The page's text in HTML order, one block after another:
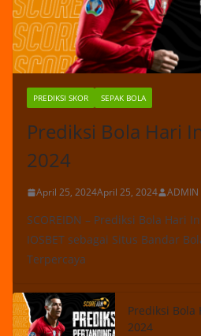
PREDIKSI SKOR SEPAK BOLA
Prediksi Bola Hari
2024
April 25, 2024April 25, 2024 ADMIN
SCOREIDN – Prediksi Bola Hari
IOSBET sebagai Situs Bandar
Terpercaya
Prediksi Bola
2024